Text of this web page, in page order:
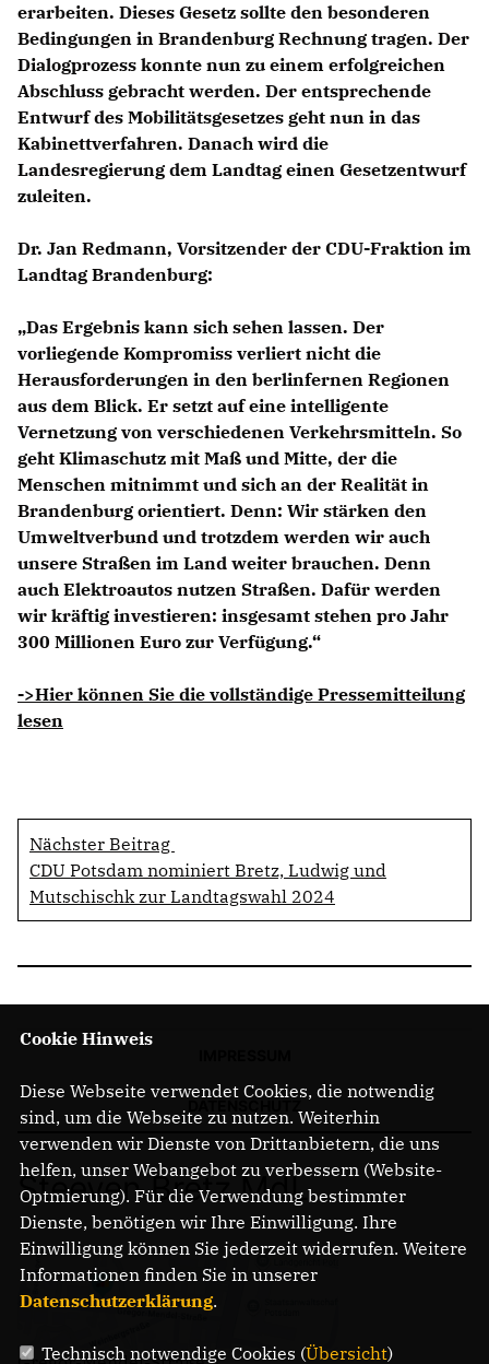
erarbeiten. Dieses Gesetz sollte den besonderen
Bedingungen in Brandenburg Rechnung tragen. Der
Dialogprozess konnte nun zu einem erfolgreichen
Abschluss gebracht werden. Der entsprechende
Entwurf des Mobilitätsgesetzes geht nun in das
Kabinettverfahren. Danach wird die
Landesregierung dem Landtag einen Gesetzentwurf
zuleiten.
Dr. Jan Redmann, Vorsitzender der CDU-Fraktion im
Landtag Brandenburg:
Das Ergebnis kann sich sehen lassen. Der
vorliegende Kompromiss verliert nicht die
Herausforderungen in den berlinfernen Regionen
aus dem Blick. Er setzt auf eine intelligente
Vernetzung von verschiedenen Verkehrsmitteln. So
geht Klimaschutz mit Maß und Mitte, der die
Menschen mitnimmt und sich an der Realität in
Brandenburg orientiert. Denn: Wir stärken den
Umweltverbund und trotzdem werden wir auch
unsere Straßen im Land weiter brauchen. Denn
auch Elektroautos nutzen Straßen. Dafür werden
wir kräftig investieren: insgesamt stehen pro Jahr
300 Millionen Euro zur Verfügung.“
->Hier können Sie die vollständige Pressemitteilung
lesen
Nächster Beitrag
CDU Potsdam nominiert Bretz, Ludwig und
Mutschischk zur Landtagswahl 2024
Steeven Bretz MdL
Cookie Hinweis
Diese Webseite verwendet Cookies, die notwendig
sind, um die Webseite zu nutzen. Weiterhin
verwenden wir Dienste von Drittanbietern, die uns
helfen, unser Webangebot zu verbessern (Website-
Optmierung). Für die Verwendung bestimmter
Dienste, benötigen wir Ihre Einwilligung. Ihre
Einwilligung können Sie jederzeit widerrufen. Weitere
Informationen finden Sie in unserer
Datenschutzerklärung.
Technisch notwendige Cookies (Übersicht)